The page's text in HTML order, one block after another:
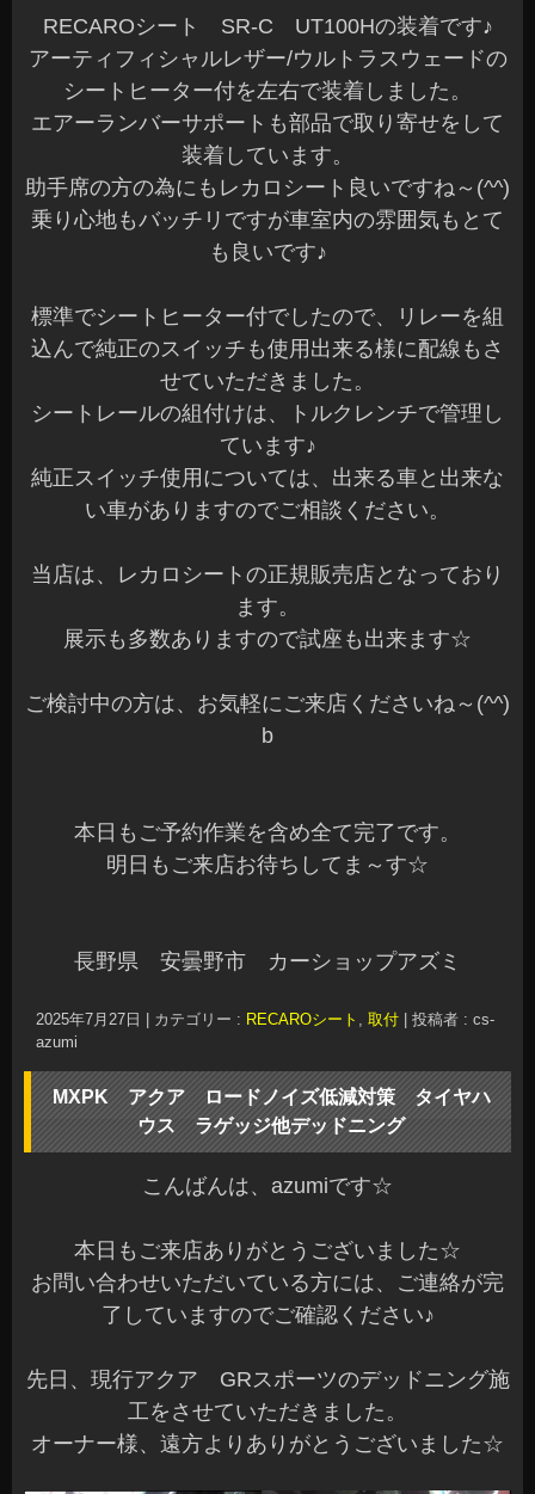
RECAROシート SR-C UT100Hの装着です♪
アーティフィシャルレザー/ウルトラスウェードの
シートヒーター付を左右で装着しました。
エアーランバーサポートも部品で取り寄せをして
装着しています。
助手席の方の為にもレカロシート良いですね～(^^)
乗り心地もバッチリですが車室内の雰囲気もとて
も良いです♪
標準でシートヒーター付でしたので、リレーを組
込んで純正のスイッチも使用出来る様に配線もさ
せていただきました。
シートレールの組付けは、トルクレンチで管理し
ています♪
純正スイッチ使用については、出来る車と出来な
い車がありますのでご相談ください。
当店は、レカロシートの正規販売店となっており
ます。
展示も多数ありますので試座も出来ます☆
ご検討中の方は、お気軽にご来店くださいね～(^^)
b
本日もご予約作業を含め全て完了です。
明日もご来店お待ちしてま～す☆
長野県 安曇野市 カーショップアズミ
2025年7月27日 カテゴリー : RECAROシート , 取付
投稿者 : cs-
azumi
MXPK アクア ロードノイズ低減対策 タイヤハ
ウス ラゲッジ他デッドニング
こんばんは、azumiです☆
本日もご来店ありがとうございました☆
お問い合わせいただいている方には、ご連絡が完
了していますのでご確認ください♪
先日、現行アクア GRスポーツのデッドニング施
工をさせていただきました。
オーナー様、遠方よりありがとうございました☆